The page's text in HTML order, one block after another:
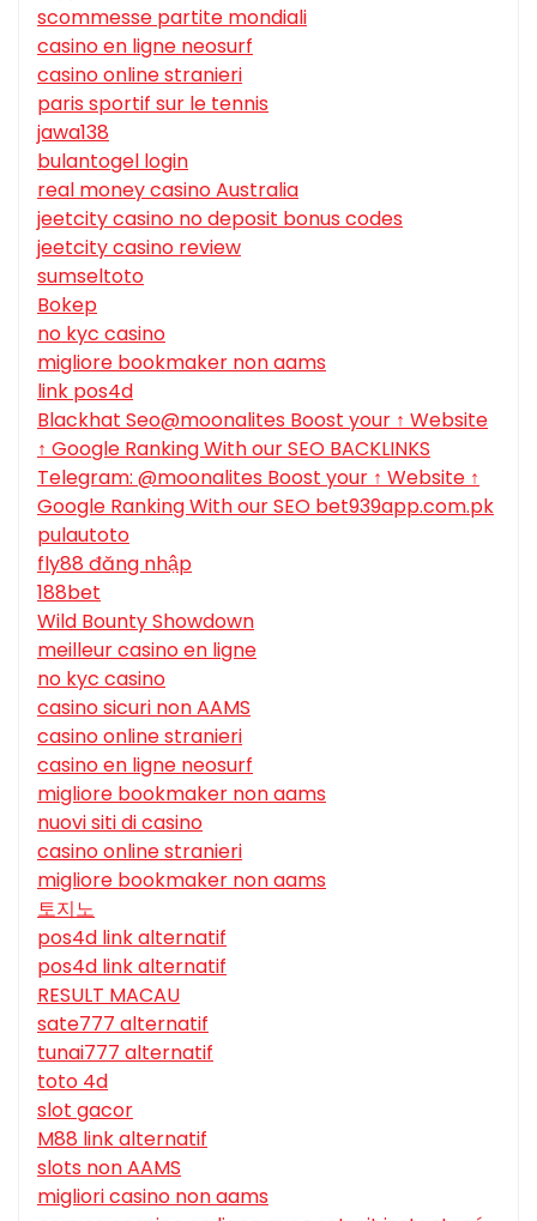
scommesse partite mondiali
casino en ligne neosurf
casino online stranieri
paris sportif sur le tennis
jawa138
bulantogel login
real money casino Australia
jeetcity casino no deposit bonus codes
jeetcity casino review
sumseltoto
Bokep
no kyc casino
migliore bookmaker non aams
link pos4d
Blackhat Seo@moonalites Boost your ↑ Website
↑ Google Ranking With our SEO BACKLINKS
Telegram: @moonalites Boost your ↑ Website ↑
Google Ranking With our SEO bet939app.com.pk
pulautoto
fly88 đăng nhập
188bet
Wild Bounty Showdown
meilleur casino en ligne
no kyc casino
casino sicuri non AAMS
casino online stranieri
casino en ligne neosurf
migliore bookmaker non aams
nuovi siti di casino
casino online stranieri
migliore bookmaker non aams
토지노
pos4d link alternatif
pos4d link alternatif
RESULT MACAU
sate777 alternatif
tunai777 alternatif
toto 4d
slot gacor
M88 link alternatif
slots non AAMS
migliori casino non aams